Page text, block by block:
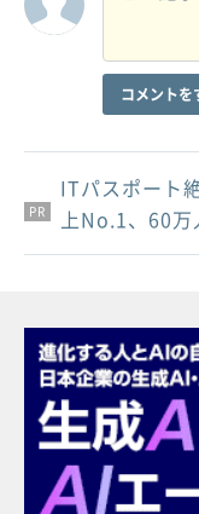
コメントを
PR
PR
PR
ITパスポート
上No.1、60